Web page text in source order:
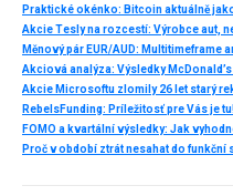
Akcie Tesly na rozcestí: Výrobce aut,
Měnový pár EUR/AUD: Multitimeframe
RebelsFunding: Príležitosť pre Vás je
FOMO a kvartální výsledky: Jak
Proč v období ztrát nesahat do funkční